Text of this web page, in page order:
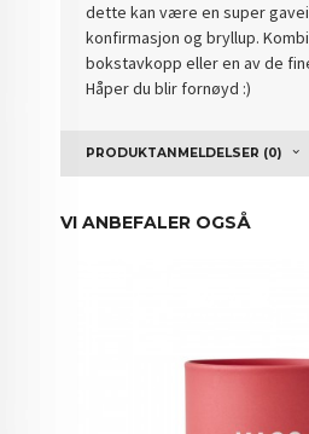
dette kan være en super
konfirmasjon og bryllup.
bokstavkopp eller en av de
Håper du blir fornøyd :)
PRODUKTANMELDELSER (0)
VI ANBEFALER OGSÅ